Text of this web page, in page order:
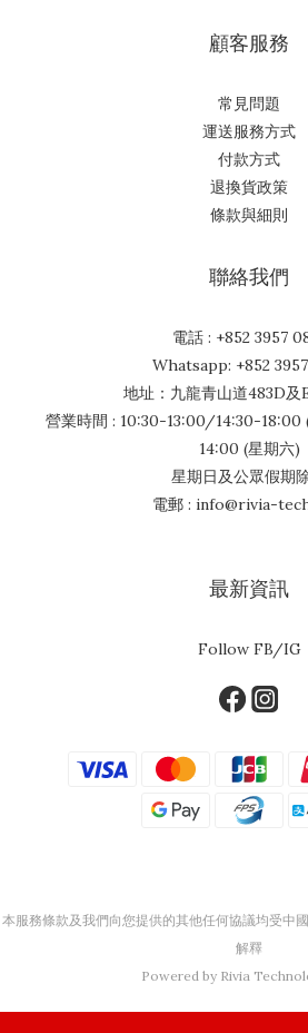
顧客服務
常見問題
運送服務方式
付款方式
退換貨政策
條款與細則
聯絡我們
電話 : +852 3957
Whatsapp: +852
地址：九龍青山道483D及
營業時間 : 10:30-13:00/14:30-18:00
14:00 (星期六)
星期日及公眾假期
電郵 : info@rivia-
最新資訊
Follow FB/IG
本服務條款及我們向您提供的其他任何協議均受中
解釋
Powered by Rivia